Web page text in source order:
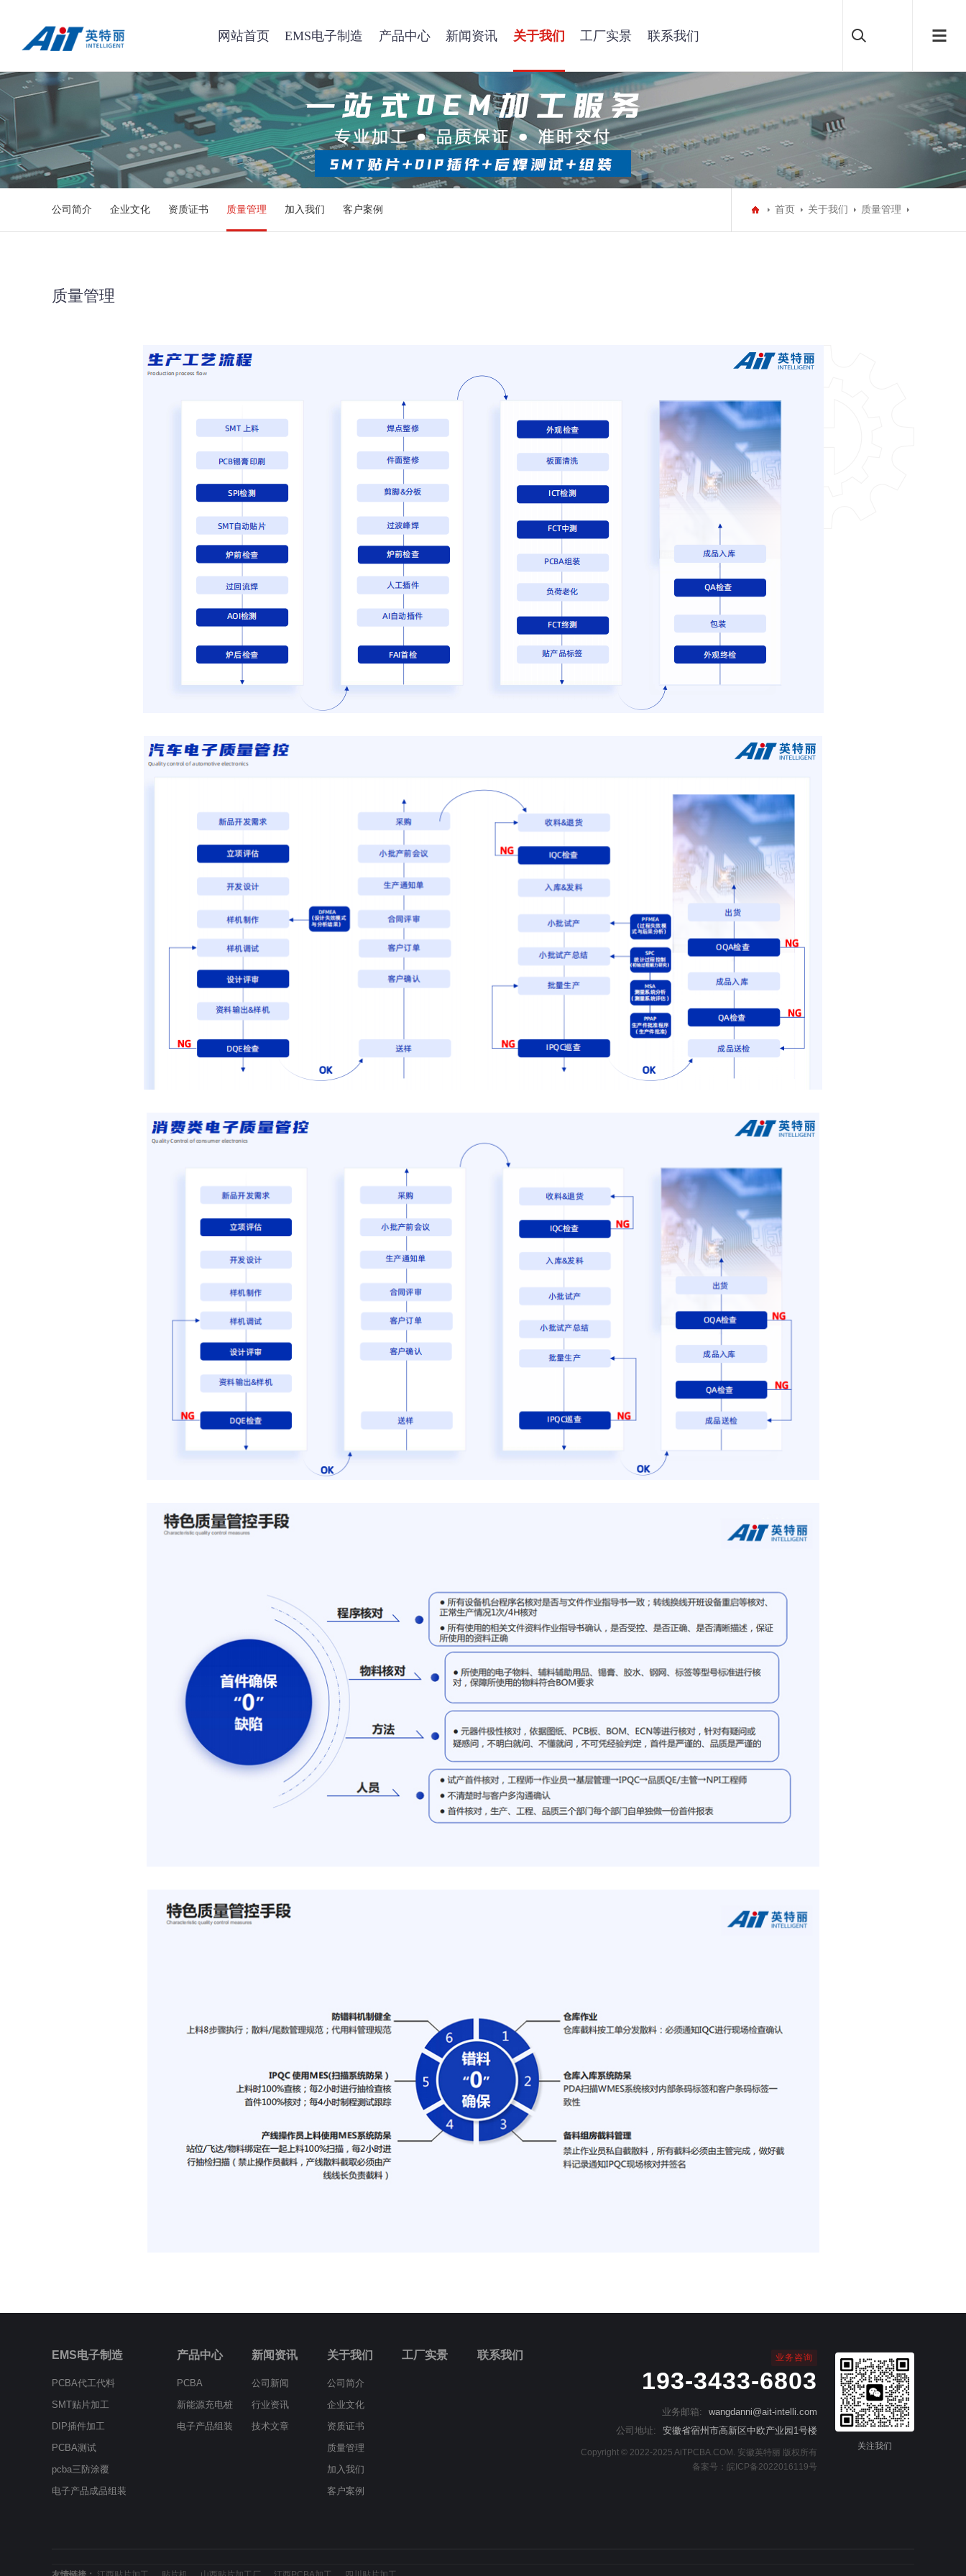
网站首页 EMS电子制造 产品中心 新闻资讯 关于我们 工厂实景 联系我们
公司简介 企业文化 资质证书 质量管理 加入我们 客户案例 首页 关于我们 质量管理
质量管理
EMS电子制造
PCBA代工代料
SMT贴片加工
DIP插件加工
PCBA测试
pcba三防涂覆
电子产品成品组装
产品中心
PCBA
新能源充电桩
电子产品组装
新闻资讯
公司新闻
行业资讯
技术文章
关于我们
公司简介
企业文化
资质证书
质量管理
加入我们
客户案例
工厂实景 联系我们 业务咨询
193-3433-6803
业务邮箱:
wangdanni@ait-intelli.com
公司地址:
安徽省宿州市高新区中欧产业园1号楼
Copyright © 2022-2025 AiTPCBA.COM. 安徽英特丽 版权所有
备案号： 皖ICP备2022016119号
关注我们